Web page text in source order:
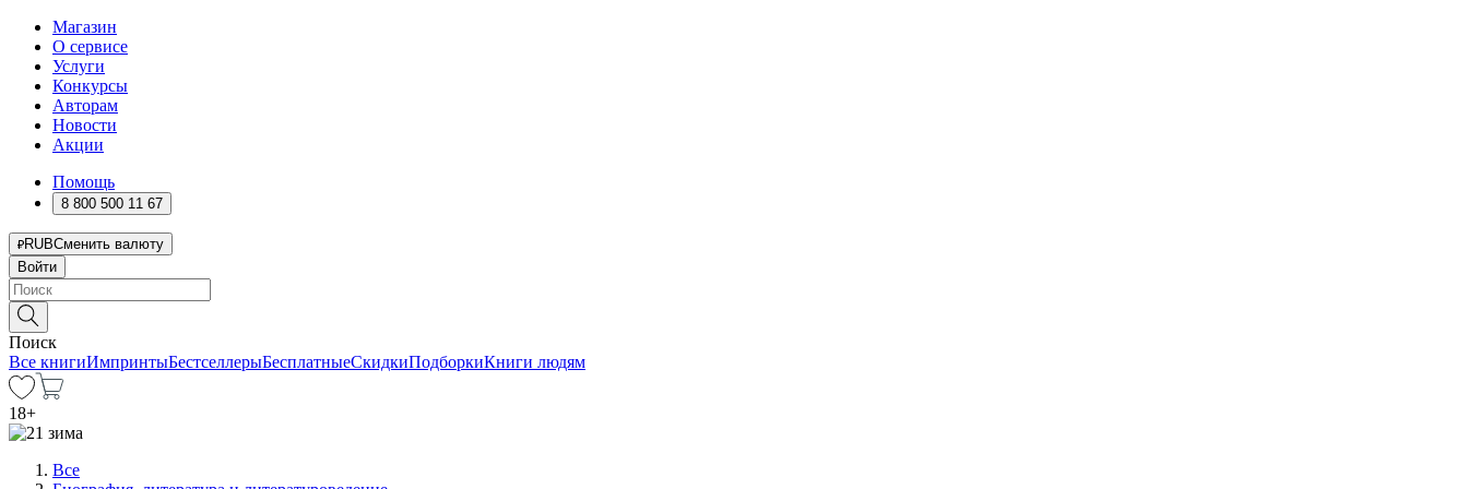
Магазин
О сервисе
Услуги
Конкурсы
Авторам
Новости
Акции
Помощь
8 800 500 11 67
RUBСменить валюту
Войти
Поиск
Все книгиИмпринтыБестселлерыБесплатныеСкидкиПодборкиКниги людям
18+
Все